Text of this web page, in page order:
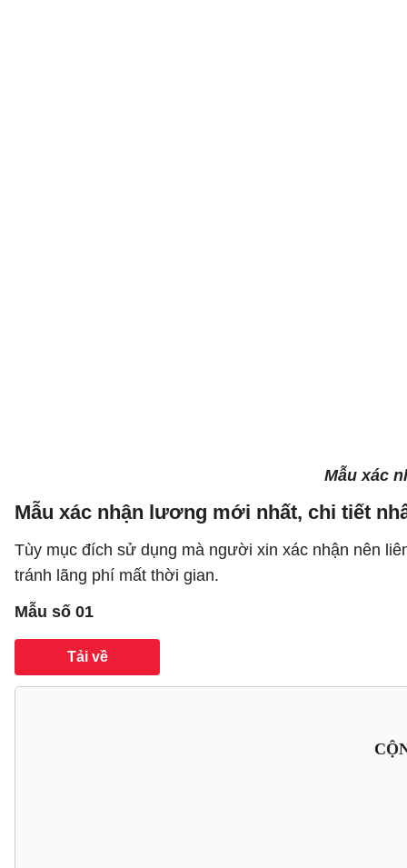
Mẫu xác
Mẫu xác nhận lương mới nhất, chi tiết
Tùy mục đích sử dụng mà người xin xác nhận nên
tránh lãng phí mất thời gian.
Mẫu số 01
Tải về